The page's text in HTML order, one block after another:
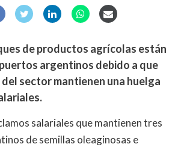
de productos agrícolas están
argentinos debido a que
sector mantienen una huelga
salariales que mantienen tres
de semillas oleaginosas e